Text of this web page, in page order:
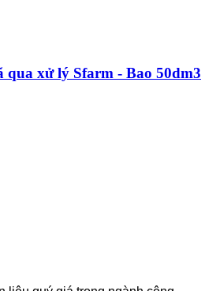
qua xử lý Sfarm - Bao 50dm3